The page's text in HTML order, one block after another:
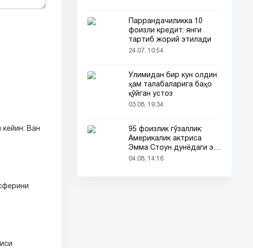
кейин: Ван
Паррандачиликка 10
фоизли кредит: янги
тартиб жорий этилади
24.07, 10:54
Ўлимидан бир кун олдин
ҳам талабаларига баҳо
қўйган устоз
03.08, 19:34
95 фоизлик гўзаллик:
Америкалик актриса
Эмма Стоун дунёдаги энг
гўзал аёл деб топилди!
04.08, 14:16